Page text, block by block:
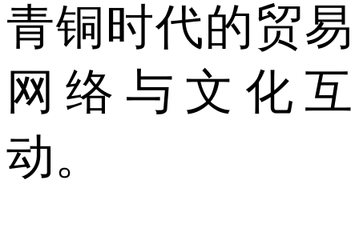
青铜时代的贸易
网络与文化互
动。